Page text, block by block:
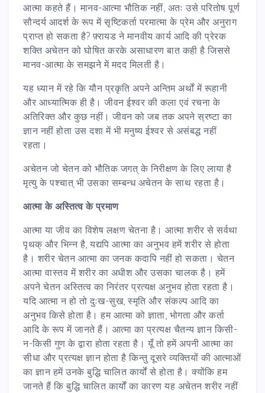
आत्मा कहते हैं। मानव-आत्मा भौतिक नहीं, अतः उसे परितोष पूर्ण
सौन्दर्य आदर्श के रूप में सृष्टिकर्ता परमात्मा के प्रेम और अनुराग
प्राप्त हो सकता है? फ़्रायड ने मानवीय कार्य आदि की प्रेरक
शक्ति अचेतन को घोषित करके असाधारण बात कही है जिससे
मानव-आत्मा के समझने में मदद मिलती है।
यह ध्यान में रहे कि यौन प्रकृति अपने अन्तिम अर्थों में रूहानी
और आध्यात्मिक ही है। जीवन ईश्वर की कला एवं रचना के
अतिरिक्त और कुछ नहीं। जीवन को जब तक अपने स्रष्टा का
ज्ञान नहीं होता उस दशा में भी मनुष्य ईश्वर से असंबद्ध नहीं
रहता।
अचेतन जो चेतन को भौतिक जगत् के निरीक्षण के लिए लाया है
मृत्यु के पश्चात् भी उसका सम्बन्ध अचेतन के साथ रहता है।
आत्मा के अस्तित्व के प्रमाण
आत्मा या जीव का विशेष लक्षण चेतना है। आत्मा शरीर से सर्वथा
पृथक् और भिन्न है, यद्यपि आत्मा का अनुभव हमें शरीर से होता
है। शरीर चेतन आत्मा का जनक कदापि नहीं हो सकता। चेतन
आत्मा वास्तव में शरीर का अधीश और उसका चालक है। हमें
अपने चेतन अस्तित्व का निरंतर प्रत्यक्ष अनुभव होता रहता है।
यदि आत्मा न हो तो दुःख-सुख, स्मृति और संकल्प आदि का
अनुभव किसे होता है। हम आत्मा को ज्ञाता, भोगता और कर्ता
आदि के रूप में जानते हैं। आत्मा का प्रत्यक्ष चैतन्य ज्ञान किसी-
न-किसी गुण के द्वारा होता रहता है। यूँ तो हमें अपनी आत्मा का
सीधा और प्रत्यक्ष ज्ञान होता है किन्तु दूसरे व्यक्तियों की आत्माओं
का ज्ञान हमें उनके बुद्धि चालित कार्यों से होता है। क्योंकि हम
जानते हैं कि बुद्धि चालित कार्यों का कारण यह अचेतन शरीर नहीं